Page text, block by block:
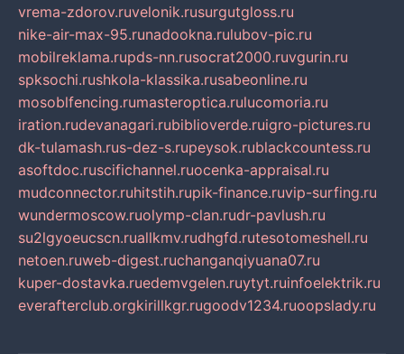
vrema-zdorov.ruvelonik.rusurgutgloss.ru
nike-air-max-95.runadookna.rulubov-pic.ru
mobilreklama.rupds-nn.rusocrat2000.ruvgurin.ru
spksochi.rushkola-klassika.rusabeonline.ru
mosoblfencing.rumasteroptica.rulucomoria.ru
iration.rudevanagari.rubiblioverde.ruigro-pictures.ru
dk-tulamash.rus-dez-s.rupeysok.rublackcountess.ru
asoftdoc.ruscifichannel.ruocenka-appraisal.ru
mudconnector.ruhitstih.rupik-finance.ruvip-surfing.ru
wundermoscow.ruolymp-clan.rudr-pavlush.ru
su2lgyoeucscn.ruallkmv.rudhgfd.rutesotomeshell.ru
netoen.ruweb-digest.ruchanganqiyuana07.ru
kuper-dostavka.ruedemvgelen.ruytyt.ruinfoelektrik.ru
everafterclub.orgkirillkgr.rugoodv1234.ruoopslady.ru